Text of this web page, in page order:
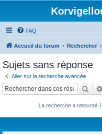
FAQ
Accueil du forum Rechercher
Sujets sans réponse
Aller sur la recherche avancée
La recherche a retourné